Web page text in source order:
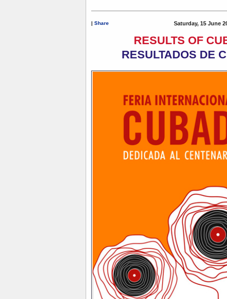
| Share Saturday, 15 June
RESULTS OF
RESULTADOS DE